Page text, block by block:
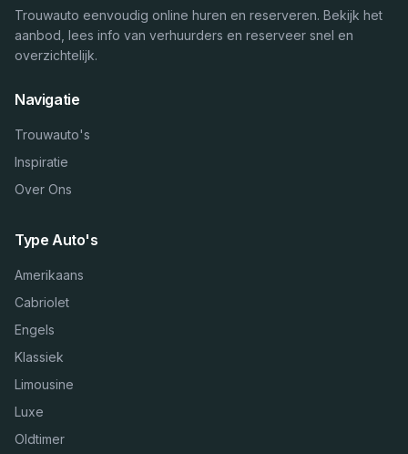
Trouwauto eenvoudig online huren en reserveren. Bekijk het
aanbod, lees info van verhuurders en reserveer snel en
overzichtelijk.
Navigatie
Trouwauto's
Inspiratie
Over Ons
Type Auto's
Amerikaans
Cabriolet
Engels
Klassiek
Limousine
Luxe
Oldtimer